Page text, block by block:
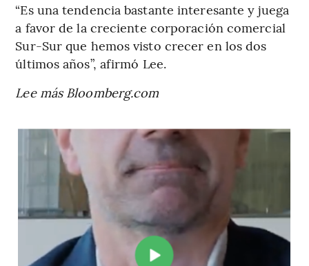
“Es una tendencia bastante interesante y juega
a favor de la creciente corporación comercial
Sur-Sur que hemos visto crecer en los dos
últimos años”, afirmó Lee.
Lee más Bloomberg.com